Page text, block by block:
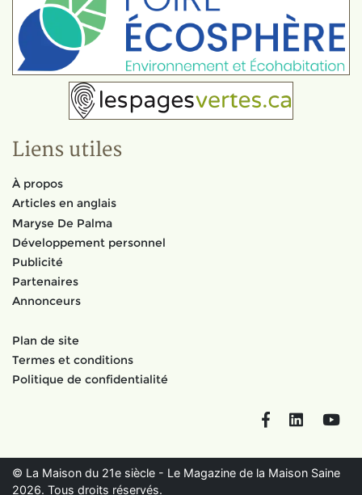
Liens utiles
À propos
Articles en anglais
Maryse De Palma
Développement personnel
Publicité
Partenaires
Annonceurs
Plan de site
Termes et conditions
Politique de confidentialité
FacebookLinkedIn
© La Maison du 21e siècle - Le Magazine de la Maison Saine
2026. Tous droits réservés.